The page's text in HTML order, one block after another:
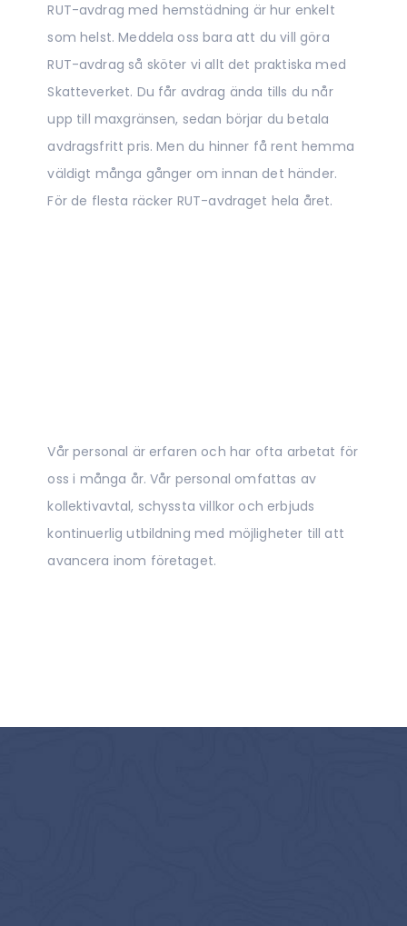
RUT-avdrag med hemstädning är hur enkelt
som helst. Meddela oss bara att du vill göra
RUT-avdrag så sköter vi allt det praktiska med
Skatteverket. Du får avdrag ända tills du når
upp till maxgränsen, sedan börjar du betala
avdragsfritt pris. Men du hinner få rent hemma
väldigt många gånger om innan det händer.
För de flesta räcker RUT-avdraget hela året.
Vår personal är erfaren och har ofta arbetat för
oss i många år. Vår personal omfattas av
kollektivavtal, schyssta villkor och erbjuds
kontinuerlig utbildning med möjligheter till att
avancera inom företaget.